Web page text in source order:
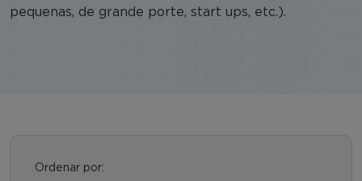
pequenas, de grande porte, start ups, etc.).
Ordenar por: